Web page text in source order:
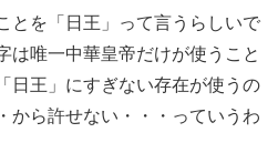
とを「日王」って言うらしいで
は唯一中華皇帝だけが使うこと
日王」にすぎない存在が使うの
から許せない・・・っていうわ